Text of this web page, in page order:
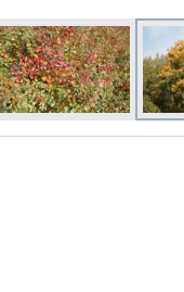
Izdrukas 1h laikā